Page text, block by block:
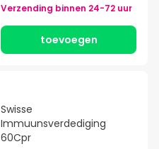
Verzending binnen 24-72 uur
toevoegen
Swisse
Immuunsverdediging
60Cpr